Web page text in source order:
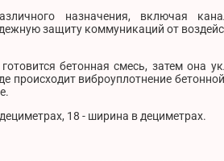
назначения, включая
защиту коммуникаций от
бетонная смесь, затем она
происходит виброуплотнение
18 - ширина в дециметрах.